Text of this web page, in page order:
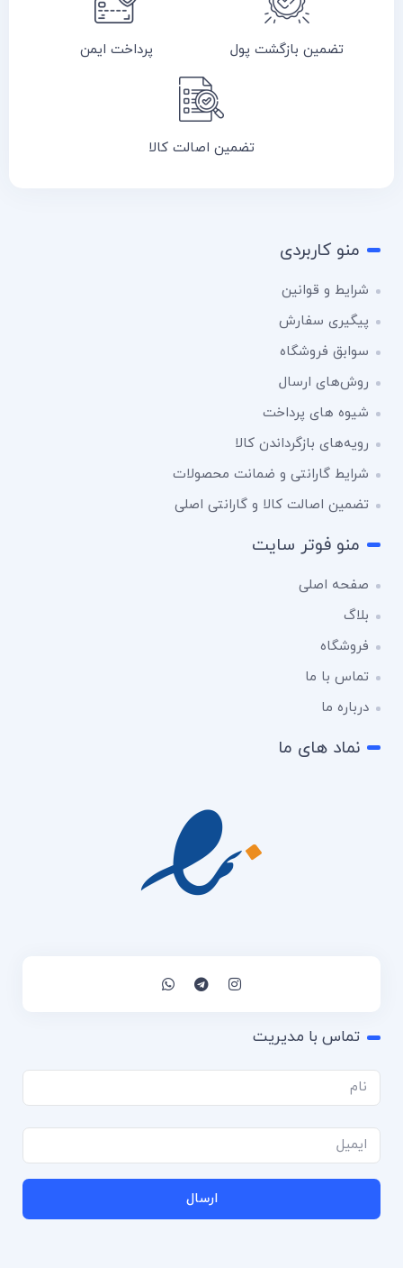
تضمین بازگشت پول پرداخت ایمن
تضمین اصالت کالا
منو کاربردی
شرایط و قوانین
پیگیری سفارش
سوابق فروشگاه
روش‌های ارسال
شیوه های پرداخت
رویه‌های بازگرداندن کالا
شرایط گارانتی و ضمانت محصولات
تضمین اصالت کالا و گارانتی اصلی
منو فوتر سایت
صفحه اصلی
بلاگ
فروشگاه
تماس با ما
درباره ما
نماد های ما
تماس با مدیریت
ارسال